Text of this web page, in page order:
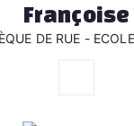
Françoise
DE RUE -